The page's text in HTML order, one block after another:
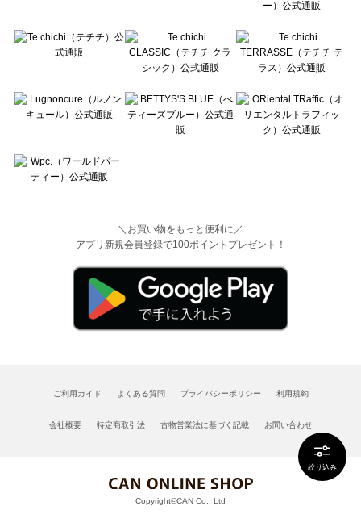
絞り込み
＼お買い物をもっと便利に／
アプリ新規会員登録で100ポイントプレゼント！
ご利用ガイド よくある質問 プライバシーポリシー 利用規約
会社概要 特定商取引法 古物営業法に基づく記載 お問い合わせ
Copyright©CAN Co., Ltd